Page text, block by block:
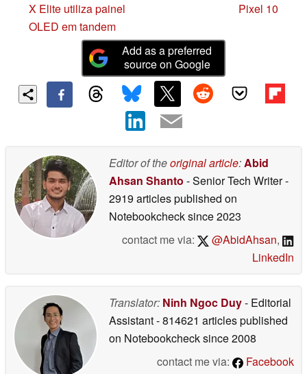
X Elite utiliza painel
OLED em tandem
Pixel 10
Add as a preferred
source on Google
Editor of theoriginal article:Abid
Ahsan Shanto - Senior Tech Writer-
2919 articles published on
Notebookchecksince 2023
contact me via:
@AbidAhsan,
LinkedIn
Translator: Ninh Ngoc Duy- Editorial
Assistant- 814621 articles published
on Notebookchecksince 2008
contact me via:
Facebook